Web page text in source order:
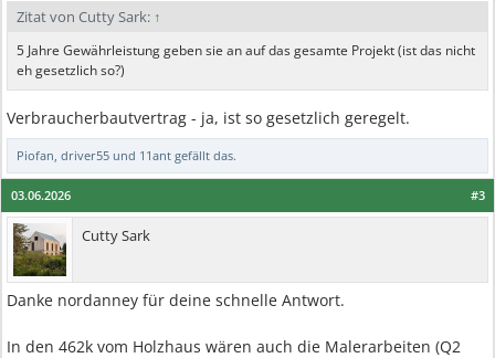
Zitat von Cutty Sark: ↑
5 Jahre Gewährleistung geben sie an auf das gesamte Projekt (ist das nicht
eh gesetzlich so?)
Verbraucherbautvertrag - ja, ist so gesetzlich geregelt.
Piofan, driver55 und 11ant gefällt das.
#3
03.06.2026
Cutty Sark
Danke nordanney für deine schnelle Antwort.
In den 462k vom Holzhaus wären auch die Malerarbeiten (Q2